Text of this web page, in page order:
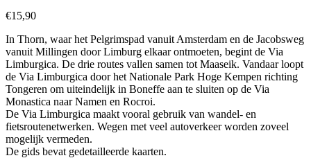
€15,90
In Thorn, waar het Pelgrimspad vanuit Amsterdam en de Jacobsweg
vanuit Millingen door Limburg elkaar ontmoeten, begint de Via
Limburgica. De drie routes vallen samen tot Maaseik. Vandaar loopt
de Via Limburgica door het Nationale Park Hoge Kempen richting
Tongeren om uiteindelijk in Boneffe aan te sluiten op de Via
Monastica naar Namen en Rocroi.
De Via Limburgica maakt vooral gebruik van wandel- en
fietsroutenetwerken. Wegen met veel autoverkeer worden zoveel
mogelijk vermeden.
De gids bevat gedetailleerde kaarten.